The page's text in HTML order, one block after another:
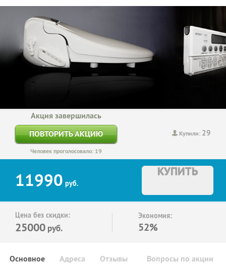
Купили: 29
Акция завершилась
ПОВТОРИТЬ АКЦИЮ
Человек проголосовало: 19
11990 руб.
КУПИТЬ
Цена без скидки:
25000 руб.
Экономия:
52%
Основное Отзывы Вопросы по акции
Адреса